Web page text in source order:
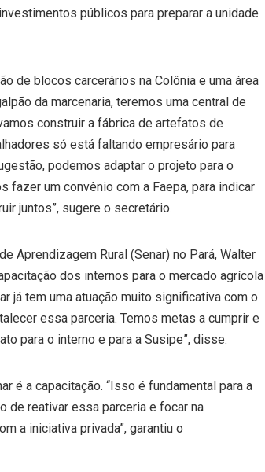
públicos para preparar a unidade
de blocos carcerários na Colônia e uma área
da marcenaria, teremos uma central de
construir a fábrica de artefatos de
só está faltando empresário para
podemos adaptar o projeto para o
fazer um convênio com a Faepa, para indicar
juntos”, sugere o secretário.
Aprendizagem Rural (Senar) no Pará, Walter
dos internos para o mercado agrícola
já tem uma atuação muito significativa com o
essa parceria. Temos metas a cumprir e
para o interno e para a Susipe”, disse.
é a capacitação. “Isso é fundamental para a
de reativar essa parceria e focar na
a iniciativa privada”, garantiu o